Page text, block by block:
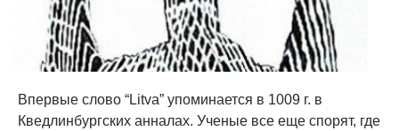
Впервые слово “Litva” упоминается в 1009 г. в
Кведлинбургских анналах. Ученые все еще спорят, где